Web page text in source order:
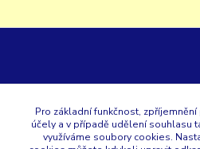
+420 353 567 257
Pro základní funkčnost,
účely a v případě udělení souhlasu
využíváme soubory cookies.